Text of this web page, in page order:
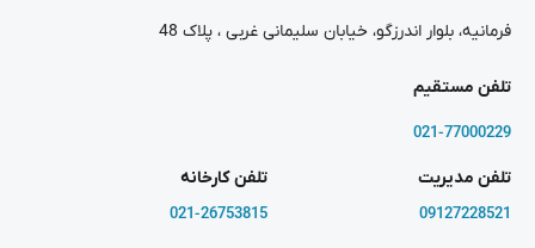
فرمانیه، بلوار اندرزگو، خیابان سلیمانی غربی ، پلاک 48
تلفن مستقیم
021-77000229
تلفن مدیریت
09127228521
تلفن کارخانه
021-26753815